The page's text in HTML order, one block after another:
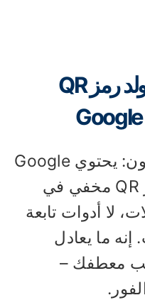
الطريقة 1: استخدام مولد رمز QR
إليك سرًا لا يعرفه الكثيرون: يحتوي Google
Chrome على مولد رمز QR مخفي في
أدوات تابعة
ما يعادل
معطفك –